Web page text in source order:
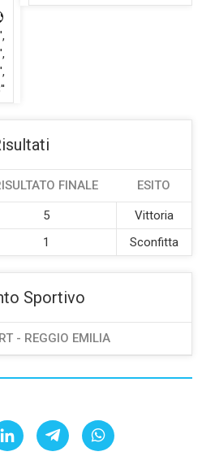
FINALE ESITO
5
Vittoria
1 Sconfitta
Sportivo
- REGGIO EMILIA